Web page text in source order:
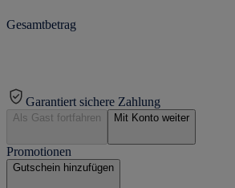
Gesamtbetrag
Garantiert sichere Zahlung
Als Gast fortfahren Mit Konto weiter
Promotionen
Gutschein hinzufügen